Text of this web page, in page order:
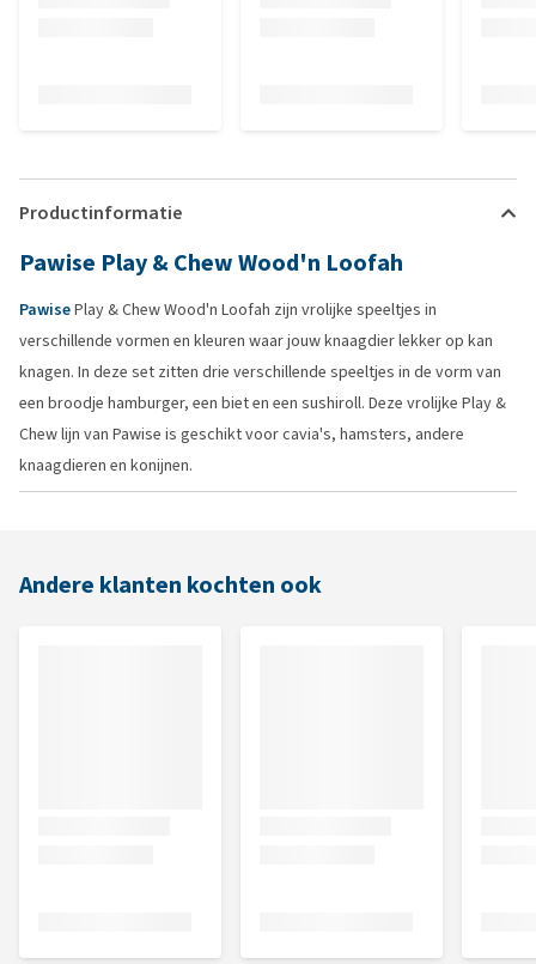
Productinformatie
Pawise Play & Chew Wood'n Loofah
PawisePlay & Chew Wood'n Loofah zijn vrolijke speeltjes in
verschillende vormen en kleuren waar jouw knaagdier lekker op kan
knagen. In deze set zitten drie verschillende speeltjes in de vorm van
een broodje hamburger, een biet en een sushiroll. Deze vrolijke Play &
Chew lijn van Pawise is geschikt voor cavia's, hamsters, andere
knaagdieren en konijnen.
Andere klanten kochten ook